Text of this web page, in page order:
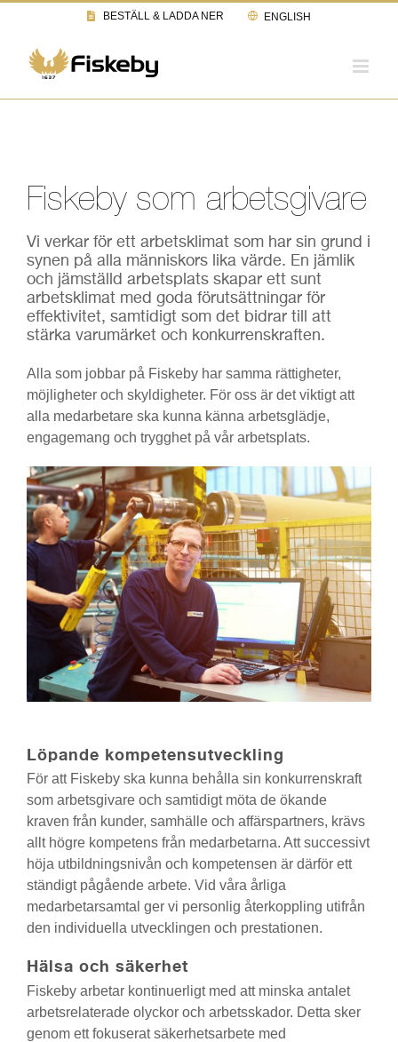
innehållet
BESTÄLL & LADDA NER ENGLISH
Fiskeby som arbetsgivare
Vi verkar för ett arbetsklimat som har sin grund i
synen på alla människors lika värde. En jämlik
och jämställd arbetsplats skapar ett sunt
arbetsklimat med goda förutsättningar för
effektivitet, samtidigt som det bidrar till att
stärka varumärket och konkurrenskraften.
Alla som jobbar på Fiskeby har samma rättigheter,
möjligheter och skyldigheter. För oss är det viktigt att
alla medarbetare ska kunna känna arbetsglädje,
engagemang och trygghet på vår arbetsplats.
Löpande kompetensutveckling
För att Fiskeby ska kunna behålla sin konkurrenskraft
som arbetsgivare och samtidigt möta de ökande
kraven från kunder, samhälle och affärspartners, krävs
allt högre kompetens från medarbetarna. Att successivt
höja utbildningsnivån och kompetensen är därför ett
ständigt pågående arbete. Vid våra årliga
medarbetarsamtal ger vi personlig återkoppling utifrån
den individuella utvecklingen och prestationen.
Hälsa och säkerhet
Fiskeby arbetar kontinuerligt med att minska antalet
arbetsrelaterade olyckor och arbetsskador. Detta sker
genom ett fokuserat säkerhetsarbete med